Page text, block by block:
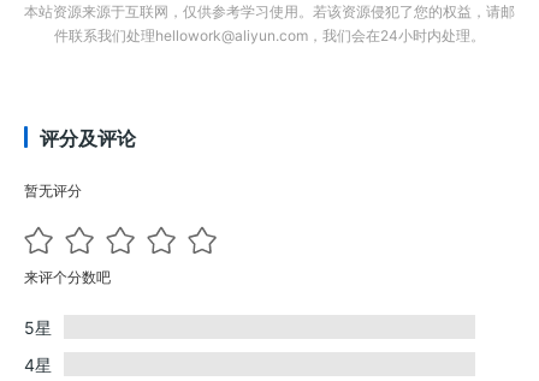
本站资源来源于互联网，仅供参考学习使用。若该资源侵犯了您的权益，请邮
件联系我们处理hellowork@aliyun.com，我们会在24小时内处理。
评分及评论
暂无评分
来评个分数吧
5星
4星